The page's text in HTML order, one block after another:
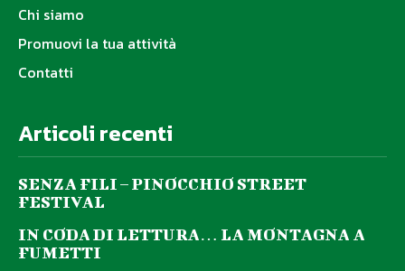
Chi siamo
Promuovi la tua attività
Contatti
Articoli recenti
SENZA FILI – PINOCCHIO STREET
FESTIVAL
IN CODA DI LETTURA… LA MONTAGNA A
FUMETTI